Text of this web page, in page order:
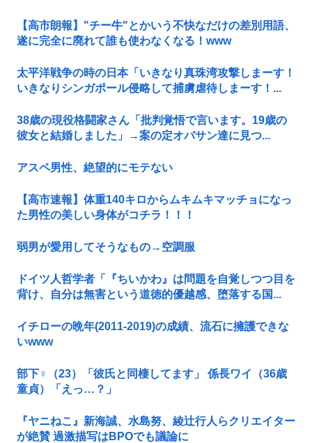
【高市朗報】"チー牛"とかいう不快なだけの差別用語、
遂に完全に廃れて誰も使わなくなる！www
太平洋戦争の時の日本「いきなり真珠湾攻撃しまーす！
いきなりシンガポール侵略して捕虜虐待しまーす！...
38歳の現役格闘家さん「批判覚悟で言います。19歳の
彼女と結婚しました」→案の定オバサン達に見つ...
アスペ男性、絶望的にモテない
【高市速報】体重140キロからムキムキマッチョになっ
た男性の美しい身体がコチラ！！！
弱男が愛用してそうなもの→空調服
ドイツ人哲学者「『ちいかわ』は問題を自覚しつつ目を
背け、自分は無害という道徳的優越感、堕落する国...
イチローの晩年(2011-2019)の成績、流石に擁護できな
いwww
部下♀（23）「彼氏と同棲してます」 係長ワイ（36歳
童貞）「えっ…？」
『ヤニねこ』新海誠、水島努、綾辻行人らクリエイター
が絶賛 過激描写はBPOでも議論に